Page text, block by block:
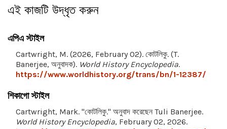
এই কাজটি উদ্ধৃত করুন
এপিএ স্টাইল
Cartwright, M. (2026, February 02). কোটলিকু. (T.
Banerjee, অনুবাদক). World History Encyclopedia.
https://www.worldhistory.org/trans/bn/1-12387/
শিকাগো স্টাইল
Cartwright, Mark. "কোটলিকু." অনুবাদ করেছেন Tuli Banerjee.
World History Encyclopedia, February 02, 2026.